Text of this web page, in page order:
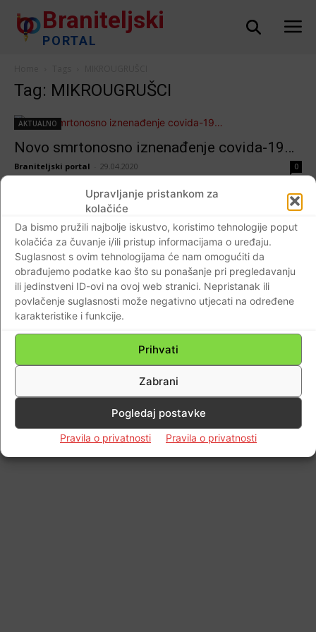
Upravljanje pristankom za
kolačiće
Da bismo pružili najbolje iskustvo, koristimo tehnologije poput
kolačića za čuvanje i/ili pristup informacijama o uređaju.
Suglasnost s ovim tehnologijama će nam omogućiti da
obrađujemo podatke kao što su ponašanje pri pregledavanju
ili jedinstveni ID-ovi na ovoj web stranici. Nepristanak ili
povlačenje suglasnosti može negativno utjecati na određene
karakteristike i funkcije.
Prihvati
Zabrani
Pogledaj postavke
Pravila o privatnosti Pravila o privatnosti
Braniteljski
PORTAL
Tag: MIKROUGRUŠCI
AKTUALNO
Novo smrtonosno iznenađenje covida-19…
Braniteljski portal 29.04.2020 0
Impressum Kontaktirajte nas Pravila o privatnosti
© Newspaper WordPress Theme by TagDiv